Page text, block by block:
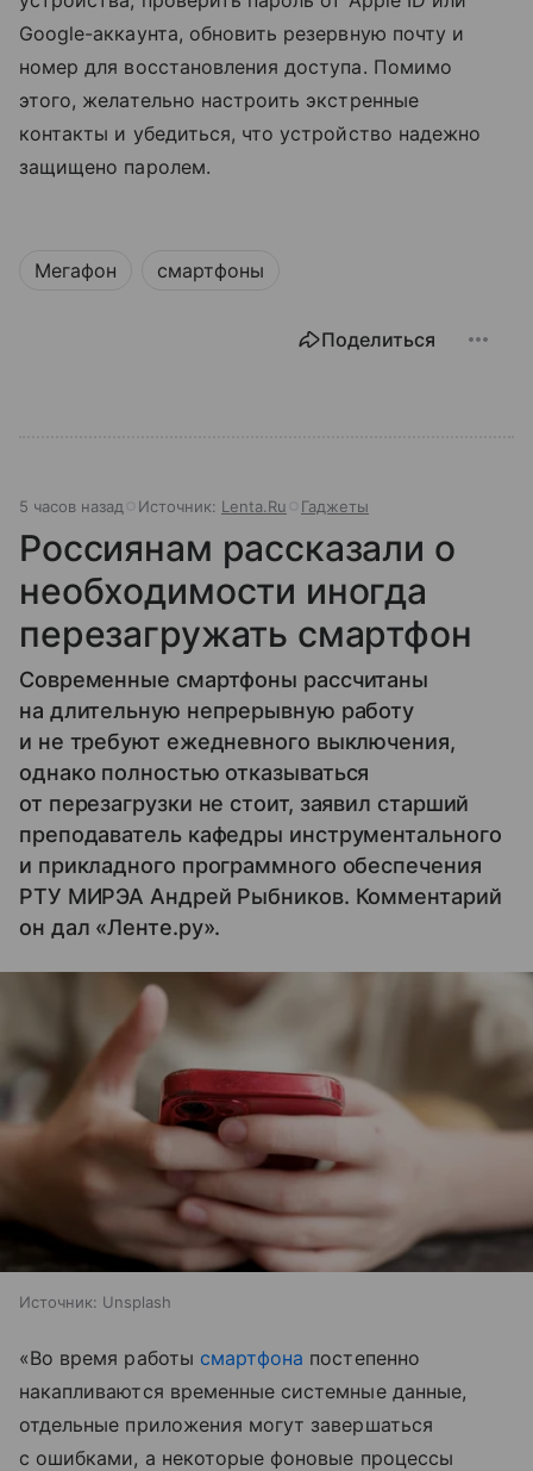
Google-аккаунта, обновить резервную почту и
номер для восстановления доступа. Помимо
этого, желательно настроить экстренные
контакты и убедиться, что устройство надежно
защищено паролем.
Мегафон смартфоны
Поделиться
5 часов назад Источник: Lenta.Ru Гаджеты
Россиянам рассказали о
необходимости иногда
перезагружать смартфон
Современные смартфоны рассчитаны
на длительную непрерывную работу
и не требуют ежедневного выключения,
однако полностью отказываться
от перезагрузки не стоит, заявил старший
преподаватель кафедры инструментального
и прикладного программного обеспечения
РТУ МИРЭА Андрей Рыбников. Комментарий
он дал «Ленте.ру».
Источник: Unsplash
«Во время работы смартфона постепенно
накапливаются временные системные данные,
отдельные приложения могут завершаться
с ошибками, а некоторые фоновые процессы